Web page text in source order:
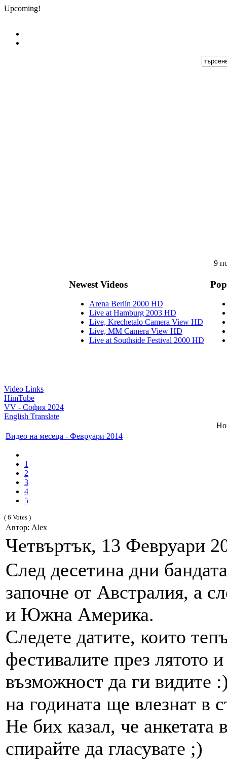
Upcoming!
9
Newest Videos
Arena Berlin 2000 HD
Live at Hamburg 2003 HD
Live, Krechetalo Camera View HD
Live, MM Camera View HD
Live at Southside Festival 2000 HD
Video Links
HimTube
VV - София 2024
English Translate
Видео на месеца - Февруари 2014
1
2
3
4
5
( 6 Votes )
Автор: Alex
Четвъртък, 13 Февруари
След десетина дни
започне от Австралия, а
и Южна Америка.
Следете датите, които
фестивалите през лятото
възможност да ги видите
на годината ще влезнат в
Не бих казал, че анкетата
спирайте да гласувате ;)